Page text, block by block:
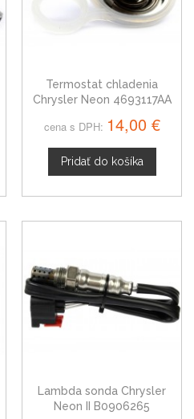
Termostat chladenia
Chrysler Neon 4693117AA
cena s DPH: 14,00 €
Pridať do košíka
Lambda sonda Chrysler
Neon II B0906265